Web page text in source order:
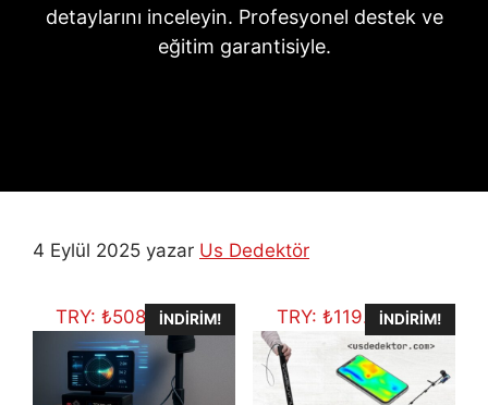
detaylarını inceleyin. Profesyonel destek ve
eğitim garantisiyle.
4 Eylül 2025 yazar Us Dedektör
TRY: ₺508.648,25
İNDIRIM! TRY: ₺119.656,06
İNDIRIM!